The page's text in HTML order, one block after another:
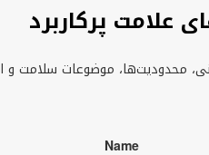
علامت پرکاربرد
محدودیت‌ها، موضوعات سلامت
Name